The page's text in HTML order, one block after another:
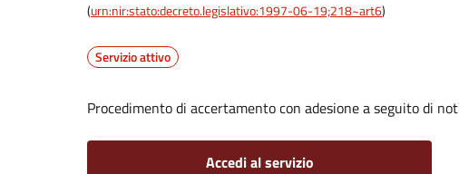
(urn:nir:stato:decreto.legislativo:1997-06-19;218~art6)
Servizio attivo
Procedimento di accertamento con adesione a seguito di
Accedi al servizio